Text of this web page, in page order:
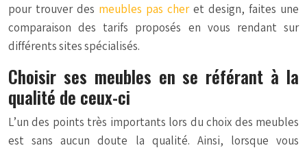
pour trouver des meubles pas cheret design, faites une
comparaison des tarifs proposés en vous rendant sur
différents sites spécialisés.
Choisir ses meubles en se référant à la
qualité de ceux-ci
L’un des points très importants lors du choix des meubles
est sans aucun doute la qualité. Ainsi, lorsque vous